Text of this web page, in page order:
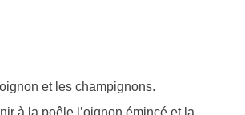
et les champignons.